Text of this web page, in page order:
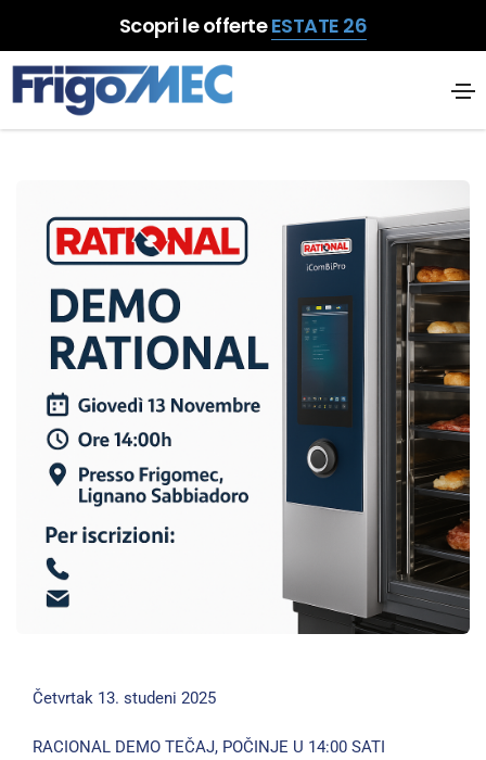
Scopri le offerteESTATE 26
RATIONAL DEMO TEČAJ 13 studeni
2025
Četvrtak 13. studeni 2025
RACIONAL DEMO TEČAJ, POČINJE U 14:00 SATI